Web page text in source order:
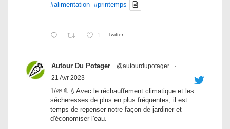
#alimentation #printemps
1 Twitter
Autour Du Potager @autourdupotager
·
21 Avr 2023
1/🌱🚿💧Avec le réchauffement climatique et les
sécheresses de plus en plus fréquentes, il est
temps de repenser notre façon de jardiner et
d'économiser l'eau.